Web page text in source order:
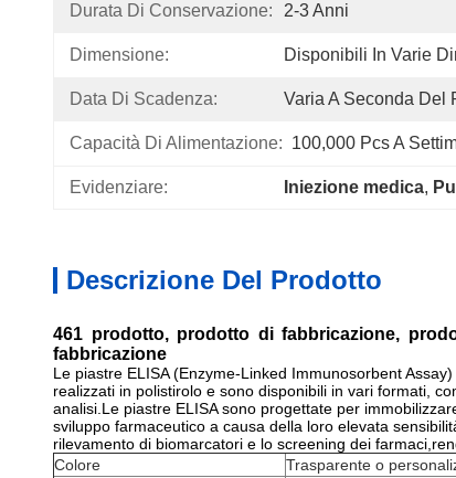
Durata Di Conservazione: 2-3 Anni
Dimensione: Disponibili In Varie
Data Di Scadenza: Varia A Seconda Del
Capacità Di Alimentazione: 100,000 Pcs A
Evidenziare: Iniezione medica,
Descrizione Del Prodotto
461 prodotto, prodotto di fabbricazione,
fabbricazione
Le piastre ELISA (Enzyme-Linked Immunosorbent
realizzati in polistirolo e sono disponibili in vari formati,
analisi.Le piastre ELISA sono progettate per
sviluppo farmaceutico a causa della loro elevata
rilevamento di biomarcatori e lo screening dei
Colore
Trasparente o